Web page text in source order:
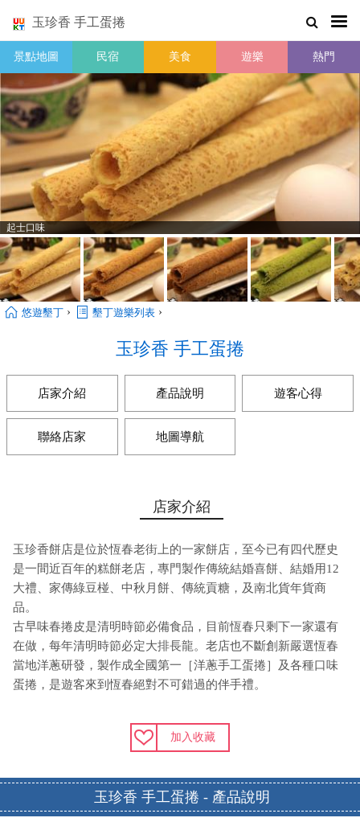
玉珍香 手工蛋捲
景點地圖 民宿 美食 遊樂 熱門
起士口味
悠遊墾丁 › 墾丁遊樂列表 ›
玉珍香 手工蛋捲
店家介紹 產品說明 遊客心得
聯絡店家 地圖導航
店家介紹
玉珍香餅店是位於恆春老街上的一家餅店，至今已有四代歷史
是一間近百年的糕餅老店，專門製作傳統結婚喜餅、結婚用12
大禮、家傳綠豆椪、中秋月餅、傳統貢糖，及南北貨年貨商
品。
古早味春捲皮是清明時節必備食品，目前恆春只剩下一家還有
在做，每年清明時節必定大排長龍。老店也不斷創新嚴選恆春
當地洋蔥研發，製作成全國第一［洋蔥手工蛋捲］及各種口味
蛋捲，是遊客來到恆春絕對不可錯過的伴手禮。
加入收藏
玉珍香 手工蛋捲 - 產品說明